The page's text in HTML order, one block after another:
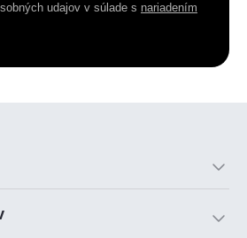
udajov v súlade s nariadením